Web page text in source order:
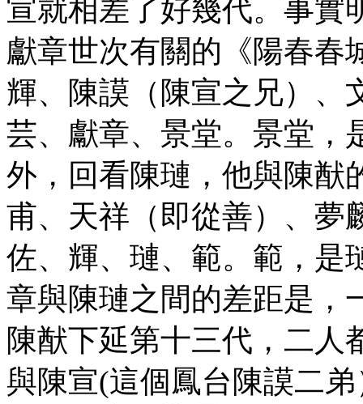
宣就相差了好幾代。事實
獻章世次有關的《陽春春
輝、陳謨（陳宣之兄）、
芸、獻章、景堂。景堂，
外，回看陳璉，他與陳猷
甫、天祥（即從善）、夢
佐、輝、璉、範。範，是
章與陳璉之間的差距是，
陳猷下延第十三代，二人
與陳宣(這個鳳台陳謨二